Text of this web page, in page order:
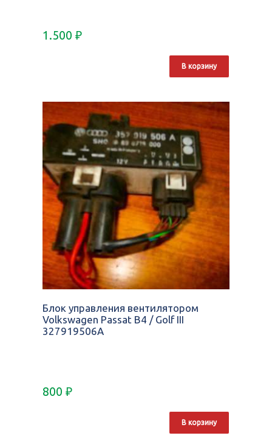
1.500 ₽
В корзину
Блок управления вентилятором
Volkswagen Passat B4 / Golf III
327919506A
800 ₽
В корзину